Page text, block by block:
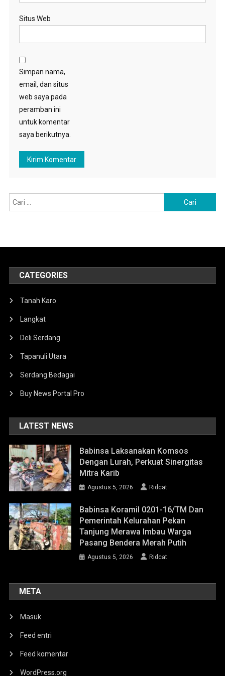
Situs Web
Simpan nama,
email, dan situs
web saya pada
peramban ini
untuk komentar
saya berikutnya.
untuk:
CATEGORIES
Tanah Karo
Langkat
Deli Serdang
Tapanuli Utara
Serdang Bedagai
Buy News Portal Pro
LATEST NEWS
Babinsa Laksanakan Komsos
Dengan Lurah, Perkuat Sinergitas
Mitra Karib
Agustus 5, 2026 Ridcat
Babinsa Koramil 0201-16/TM Dan
Pemerintah Kelurahan Pekan
Tanjung Merawa Imbau Warga
Pasang Bendera Merah Putih
Agustus 5, 2026 Ridcat
META
Masuk
Feed entri
Feed komentar
WordPress.org